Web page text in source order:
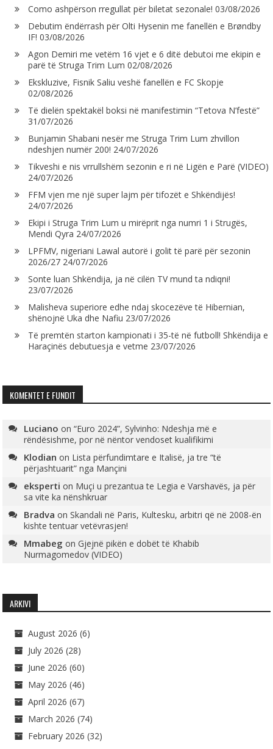
Como ashpërson rregullat për biletat sezonale! 03/08/2026
Debutim ëndërrash për Olti Hysenin me fanellën e Brøndby
IF! 03/08/2026
Agon Demiri me vetëm 16 vjet e 6 ditë debutoi me ekipin e
parë të Struga Trim Lum 02/08/2026
Ekskluzive, Fisnik Saliu veshë fanellën e FC Skopje
02/08/2026
Të dielën spektakël boksi në manifestimin “Tetova N’festë”
31/07/2026
Bunjamin Shabani nesër me Struga Trim Lum zhvillon
ndeshjen numër 200! 24/07/2026
Tikveshi e nis vrrullshëm sezonin e ri në Ligën e Parë (VIDEO)
24/07/2026
FFM vjen me një super lajm për tifozët e Shkëndijës!
24/07/2026
Ekipi i Struga Trim Lum u mirëprit nga numri 1 i Strugës,
Mendi Qyra 24/07/2026
LPFMV, nigeriani Lawal autorë i golit të parë për sezonin
2026/27 24/07/2026
Sonte luan Shkëndija, ja në cilën TV mund ta ndiqni!
23/07/2026
Malisheva superiore edhe ndaj skocezëve të Hibernian,
shënojnë Uka dhe Nafiu 23/07/2026
Të premtën starton kampionati i 35-të në futboll! Shkëndija e
Haraçinës debutuesja e vetme 23/07/2026
KOMENTET E FUNDIT
Luciano on“Euro 2024”, Sylvinho: Ndeshja më e
rëndësishme, por në nëntor vendoset kualifikimi
Klodian on Lista përfundimtare e Italisë, ja tre “të
përjashtuarit” nga Mançini
eksperti on Muçi u prezantua te Legia e Varshavës, ja për
sa vite ka nënshkruar
Bradva onSkandali në Paris, Kultesku, arbitri që në 2008-ën
kishte tentuar vetëvrasjen!
Mmabeg onGjejnë pikën e dobët të Khabib
Nurmagomedov (VIDEO)
ARKIVI
August 2026 (6)
July 2026 (28)
June 2026 (60)
May 2026 (46)
April 2026 (67)
March 2026 (74)
February 2026 (32)